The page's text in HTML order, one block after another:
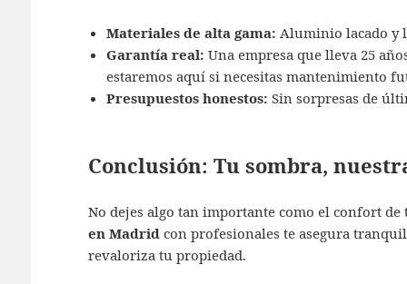
Materiales de alta gama: Aluminio lacado y
Garantía real: Una empresa que lleva 25
estaremos aquí si necesitas mantenimiento
Presupuestos honestos: Sin sorpresas de
Conclusión: Tu sombra,
No dejes algo tan importante como el confort
en Madridcon profesionales te asegura
revaloriza tu propiedad.